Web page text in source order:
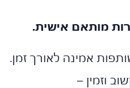
מותאם אישית.
אמינה לאורך זמן.
–